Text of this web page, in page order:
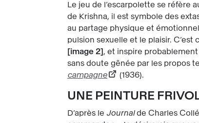
Le jeu de l’escarpolette se réfère
de Krishna, il est symbole des
au partage physique et
pulsion sexuelle et le plaisir.
image 2 , et inspire probablement
sans doute gênée par les propos
campagne
(1936).
UNE PEINTURE
D’après le Journalde Charles